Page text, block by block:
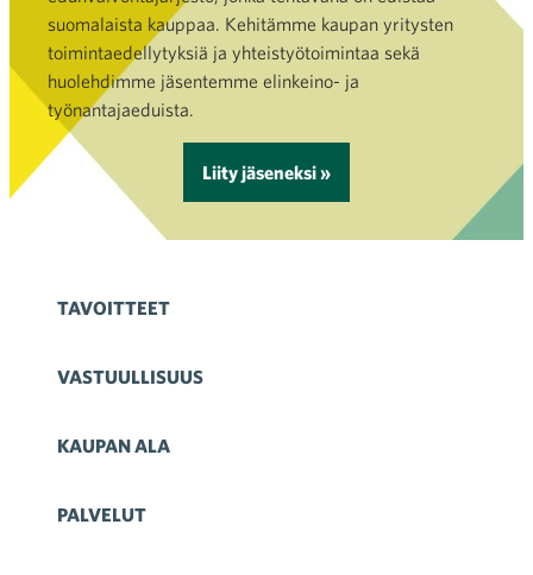
suomalaista kauppaa. Kehitämme kaupan yritysten
toimintaedellytyksiä ja yhteistyötoimintaa sekä
huolehdimme jäsentemme elinkeino- ja
työnantajaeduista.
Liity jäseneksi »
TAVOITTEET
VASTUULLISUUS
KAUPAN ALA
PALVELUT